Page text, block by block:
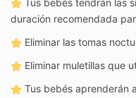
Tus bebés tendrán las
duración recomendada
Eliminar las tomas
Eliminar muletillas que
Tus bebés aprenderán